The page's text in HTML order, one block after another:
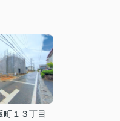
町１３丁目